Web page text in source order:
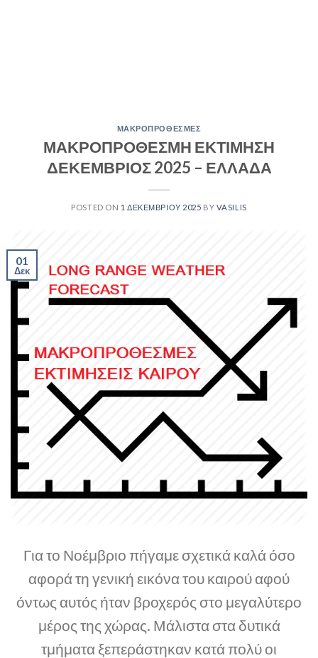
ΜΑΚΡΟΠΡΟΘΕΣΜΕΣ
ΜΑΚΡΟΠΡΟΘΕΣΜΗ ΕΚΤΙΜΗΣΗ
ΔΕΚΕΜΒΡΙΟΣ 2025 – ΕΛΛΑΔΑ
POSTED ON 1 ΔΕΚΕΜΒΡΊΟΥ 2025 BY VASILIS
01
Δεκ
Για το Νοέμβριο πήγαμε σχετικά καλά όσο
αφορά τη γενική εικόνα του καιρού αφού
όντως αυτός ήταν βροχερός στο μεγαλύτερο
μέρος της χώρας. Μάλιστα στα δυτικά
τμήματα ξεπεράστηκαν κατά πολύ οι